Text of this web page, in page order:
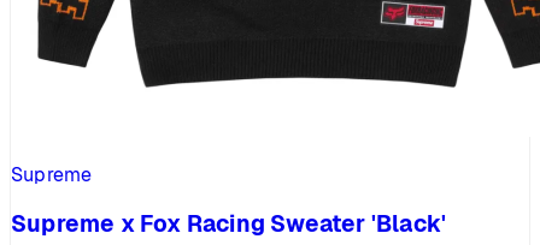
Supreme
Supreme x Fox Racing Sweater 'Black'